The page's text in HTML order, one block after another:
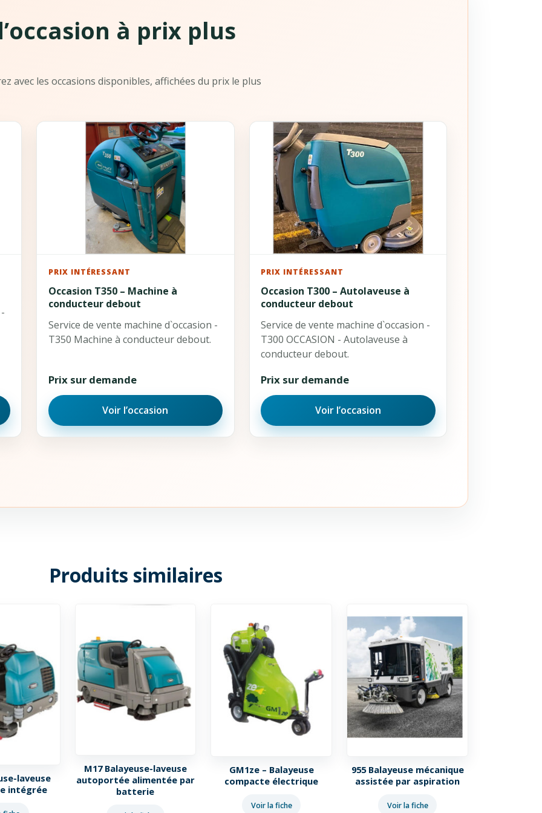
à prix plus
avec les occasions disponibles, affichées du prix le plus
PRIX INTÉRESSANT
Occasion T350 – Machine à
conducteur debout
Service de vente machine d`occasion -
T350 Machine à conducteur debout.
Prix sur demande
Voir l’occasion
PRIX INTÉRESSANT
Occasion T300 – Autolaveuse à
conducteur debout
Service de vente machine d`occasion -
T300 OCCASION - Autolaveuse à
conducteur debout.
Prix sur demande
Voir l’occasion
Produits similaires
laveuse
intégrée
M17 Balayeuse-laveuse
autoportée alimentée par
batterie
GM1ze – Balayeuse
compacte électrique
Voir la fiche
955 Balayeuse mécanique
assistée par aspiration
Voir la fiche